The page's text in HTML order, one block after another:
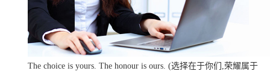
The choice is yours. The honour is ours. (选择在于你们
荣耀属于